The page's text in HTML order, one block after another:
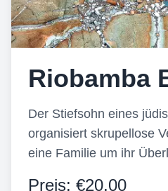
Riobamba
Der Stiefsohn eines
organisiert skrupellose
eine Familie um ihr
Preis: €20,00